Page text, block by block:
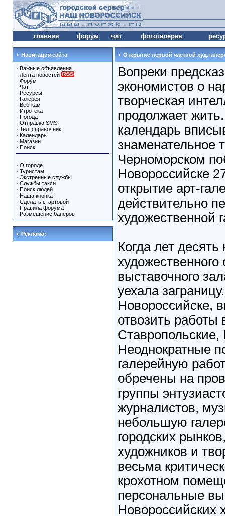
главная форум чат фотогалерея
Навигация сайта
· Важные объявления
· Лента новостей
· Форум
· Чат
· Ресурсы
· Галерея
· Веб-кам
· Игротека
· Погода
· Отправка SMS
· Тел. справочник
· Календарь
· Магазин
· Поиск
· О городе
· Туристам
· Экстренные службы
· Службы такси
· Поиск людей
· Наша кнопка
· Сделать стартовой
· Правила форума
· Размещение банеров
Реклама:
Открытие первой частной
Вопреки
экономистов о
творческая
продолжает
календарь
знаменательное
Черноморском
Новороссийске
открытие арт-
действительно
художественной
Когда лет
выставочного
уехала
Новороссийске,
отвозить работы
Ставропольские,
Неоднократные
галерейную
обречены на
группы
журналистов,
небольшую
городских
художников и
весьма
крохотном
персональные
Новороссийских